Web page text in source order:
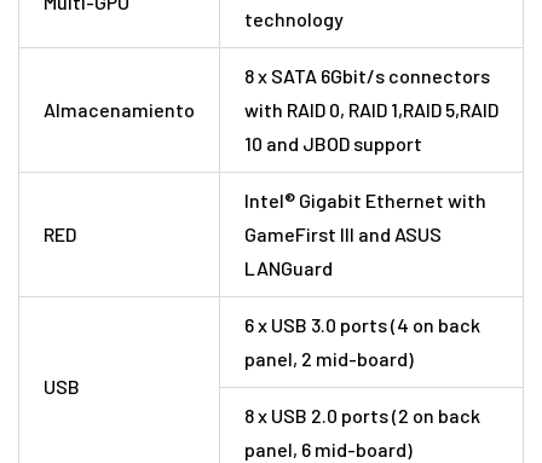
technology
Almacenamiento
8 x SATA 6Gbit/s connectors
with RAID 0, RAID 1,RAID 5,RAID
10 and JBOD support
RED
Intel® Gigabit Ethernet with
GameFirst III and ASUS
LANGuard
USB
6 x USB 3.0 ports (4 on back
panel, 2 mid-board)
8 x USB 2.0 ports (2 on back
panel, 6 mid-board)